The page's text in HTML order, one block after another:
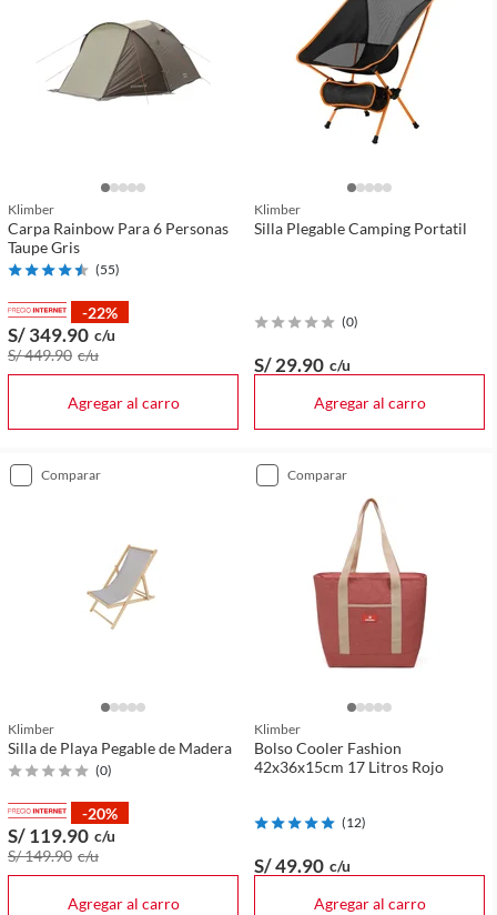
Klimber
Carpa Rainbow Para 6 Personas
Taupe Gris
(55)
-22%
S/ 349.90 c/u
S/ 449.90 c/u
Agregar al carro
Klimber
Silla Plegable Camping Portatil
(0)
S/ 29.90 c/u
Agregar al carro
comparar
Klimber
Silla de Playa Pegable de Madera
(0)
-20%
S/ 119.90 c/u
S/ 149.90 c/u
Agregar al carro
comparar
Klimber
Bolso Cooler Fashion
42x36x15cm 17 Litros Rojo
(12)
S/ 49.90 c/u
Agregar al carro